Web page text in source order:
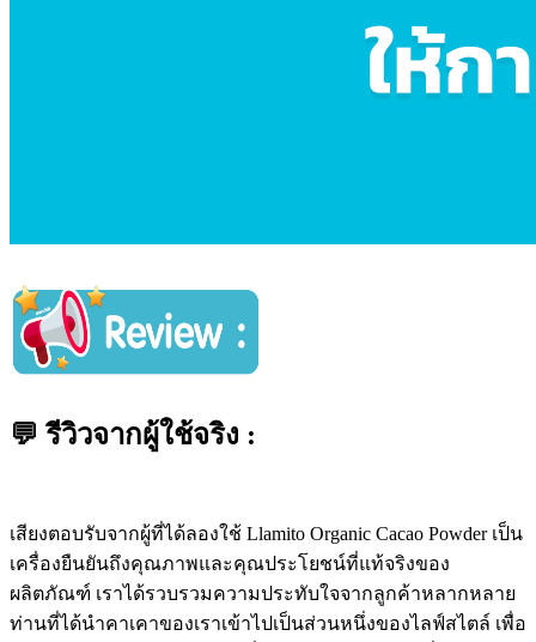
💬 รีวิวจากผู้ใช้จริง :
เสียงตอบรับจากผู้ที่ได้ลองใช้ Llamito Organic Cacao Powder เป็น
เครื่องยืนยันถึงคุณภาพและคุณประโยชน์ที่แท้จริงของ
ผลิตภัณฑ์ เราได้รวบรวมความประทับใจจากลูกค้าหลากหลาย
ท่านที่ได้นำคาเคาของเราเข้าไปเป็นส่วนหนึ่งของไลฟ์สไตล์ เพื่อ